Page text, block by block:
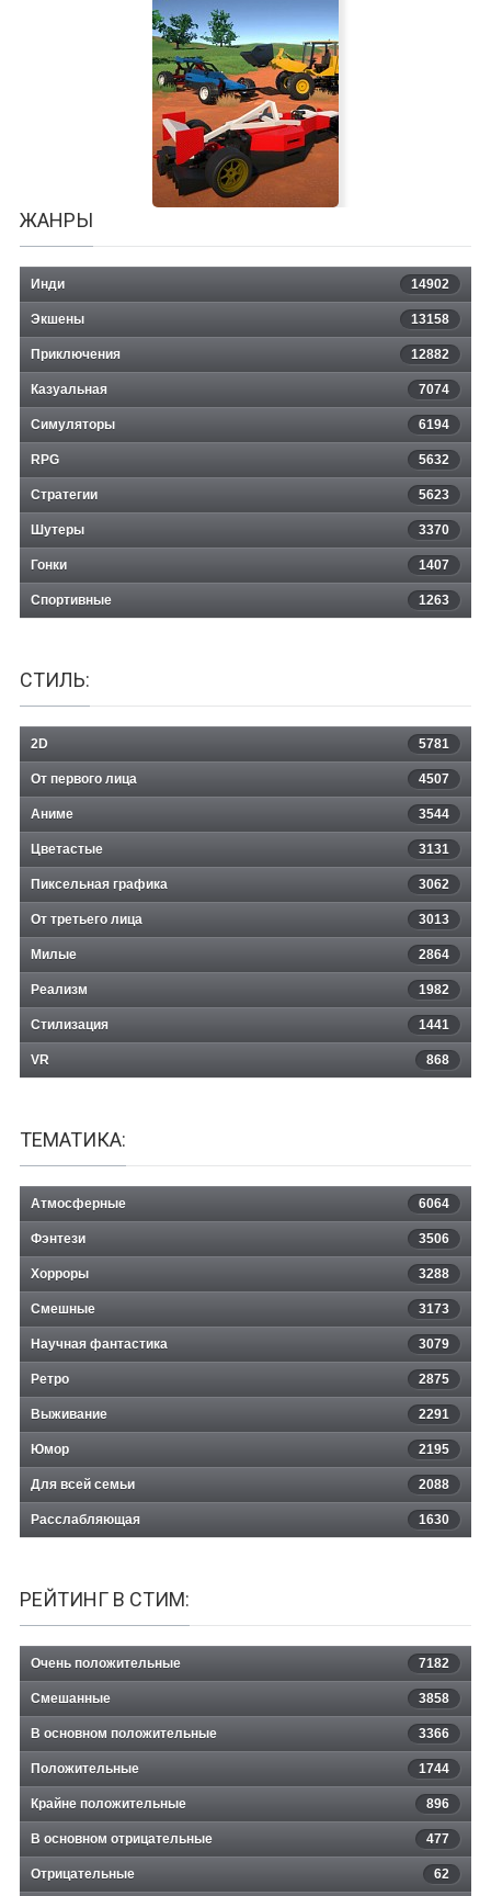
Barry Has a Secret
ЖАНРЫ
Инди 14902
Экшены 13158
Приключения 12882
Казуальная 7074
Симуляторы 6194
RPG 5632
Стратегии 5623
Шутеры 3370
Гонки 1407
Спортивные 1263
СТИЛЬ:
2D 5781
От первого лица 4507
Аниме 3544
Цветастые 3131
Пиксельная графика 3062
От третьего лица 3013
Милые 2864
Реализм 1982
Стилизация 1441
VR 868
ТЕМАТИКА:
Атмосферные 6064
Фэнтези 3506
Хорроры 3288
Смешные 3173
Научная фантастика 3079
Ретро 2875
Выживание 2291
Юмор 2195
Для всей семьи 2088
Расслабляющая 1630
РЕЙТИНГ В СТИМ:
Очень положительные 7182
Смешанные 3858
В основном положительные 3366
Положительные 1744
Крайне положительные 896
В основном отрицательные 477
Отрицательные 62